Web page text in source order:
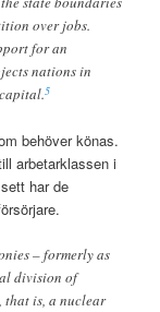
over jobs.
for an
nations in
5
behöver könas.
arbetarklassen i
har de
– formerly as
division of
that is, a nuclear